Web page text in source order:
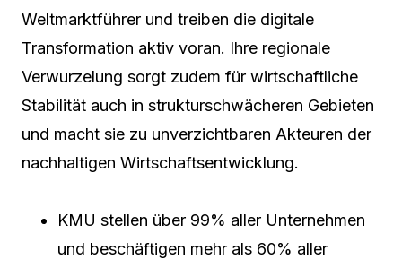
Weltmarktführer und treiben die digitale
Transformation aktiv voran. Ihre regionale
Verwurzelung sorgt zudem für wirtschaftliche
Stabilität auch in strukturschwächeren Gebieten
und macht sie zu unverzichtbaren Akteuren der
nachhaltigen Wirtschaftsentwicklung.
KMU stellen über 99% aller Unternehmen
und beschäftigen mehr als 60% aller